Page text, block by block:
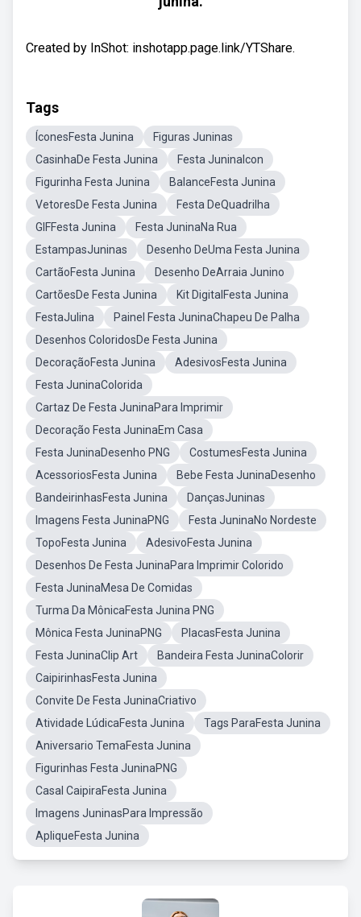
Created by InShot: inshotapp.page.link/YTShare.
Tags
ÍconesFesta Junina
Figuras Juninas
CasinhaDe Festa Junina
Festa JuninaIcon
Figurinha Festa Junina
BalanceFesta Junina
VetoresDe Festa Junina
Festa DeQuadrilha
GIFFesta Junina
Festa JuninaNa Rua
EstampasJuninas
Desenho DeUma Festa Junina
CartãoFesta Junina
Desenho DeArraia Junino
CartõesDe Festa Junina
Kit DigitalFesta Junina
FestaJulina
Painel Festa JuninaChapeu De Palha
Desenhos ColoridosDe Festa Junina
DecoraçãoFesta Junina
AdesivosFesta Junina
Festa JuninaColorida
Cartaz De Festa JuninaPara Imprimir
Decoração Festa JuninaEm Casa
Festa JuninaDesenho PNG
CostumesFesta Junina
AcessoriosFesta Junina
Bebe Festa JuninaDesenho
BandeirinhasFesta Junina
DançasJuninas
Imagens Festa JuninaPNG
Festa JuninaNo Nordeste
TopoFesta Junina
AdesivoFesta Junina
Desenhos De Festa JuninaPara Imprimir Colorido
Festa JuninaMesa De Comidas
Turma Da MônicaFesta Junina PNG
Mônica Festa JuninaPNG
PlacasFesta Junina
Festa JuninaClip Art
Bandeira Festa JuninaColorir
CaipirinhasFesta Junina
Convite De Festa JuninaCriativo
Atividade LúdicaFesta Junina
Tags ParaFesta Junina
Aniversario TemaFesta Junina
Figurinhas Festa JuninaPNG
Casal CaipiraFesta Junina
Imagens JuninasPara Impressão
ApliqueFesta Junina